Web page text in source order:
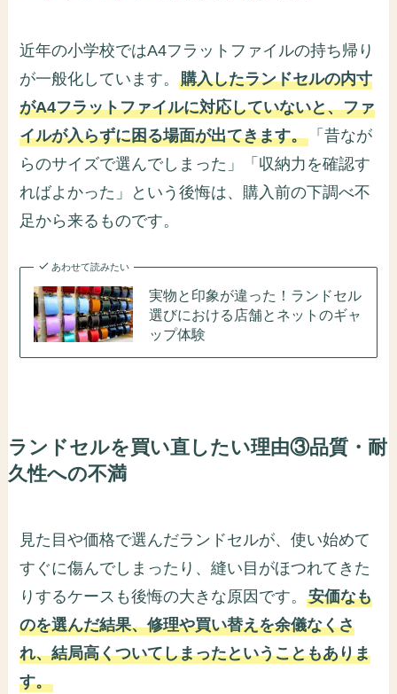
近年の小学校ではA4フラットファイルの持ち帰り
が一般化しています。購入したランドセルの内寸
がA4フラットファイルに対応していないと、ファ
イルが入らずに困る場面が出てきます。 「昔なが
らのサイズで選んでしまった」「収納力を確認す
ればよかった」という後悔は、購入前の下調べ不
足から来るものです。
あわせて読みたい
実物と印象が違った！ランドセル
選びにおける店舗とネットのギャ
ップ体験
ランドセルを買い直したい理由③品質・耐
久性への不満
見た目や価格で選んだランドセルが、使い始めて
すぐに傷んでしまったり、縫い目がほつれてきた
りするケースも後悔の大きな原因です。安価なも
のを選んだ結果、修理や買い替えを余儀なくさ
れ、結局高くついてしまったということもありま
す。